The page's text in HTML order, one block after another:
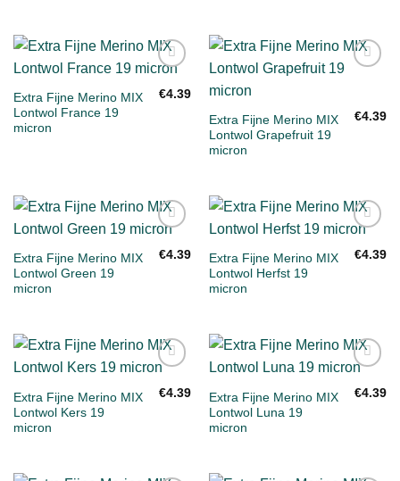
aan
verlanglijst
Extra Fijne Merino MIX
Lontwol France 19
micron
€4.39
Extra Fijne Merino MIX
Lontwol Grapefruit 19
micron
€4.39
aan
verlanglijst
Extra Fijne Merino MIX
Lontwol Green 19
micron
€4.39
aan
verlanglijst
Extra Fijne Merino MIX
Lontwol Herfst 19
micron
€4.39
aan
verlanglijst
Extra Fijne Merino MIX
Lontwol Kers 19
micron
€4.39
aan
verlanglijst
Extra Fijne Merino MIX
Lontwol Luna 19
micron
€4.39